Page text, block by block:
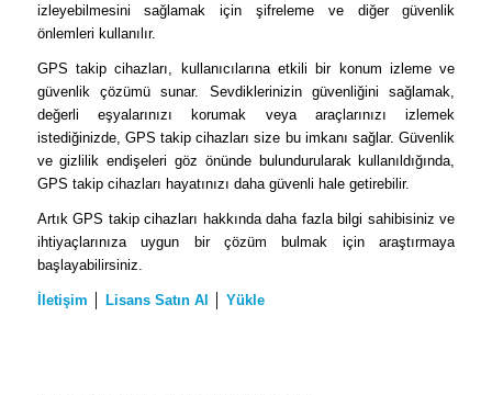
izleyebilmesini sağlamak için şifreleme ve diğer güvenlik
önlemleri kullanılır.
GPS takip cihazları, kullanıcılarına etkili bir konum izleme ve
güvenlik çözümü sunar. Sevdiklerinizin güvenliğini sağlamak,
değerli eşyalarınızı korumak veya araçlarınızı izlemek
istediğinizde, GPS takip cihazları size bu imkanı sağlar. Güvenlik
ve gizlilik endişeleri göz önünde bulundurularak kullanıldığında,
GPS takip cihazları hayatınızı daha güvenli hale getirebilir.
Artık GPS takip cihazları hakkında daha fazla bilgi sahibisiniz ve
ihtiyaçlarınıza uygun bir çözüm bulmak için araştırmaya
başlayabilirsiniz.
İletişim Lisans Satın Al Yükle